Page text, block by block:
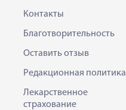
Контакты
Благотворительность
Оставить отзыв
Редакционная политика
Лекарственное
страхование